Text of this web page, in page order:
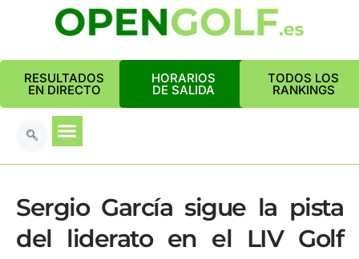
RESULTADOS
EN DIRECTO
HORARIOS
DE SALIDA
TODOS LOS
RANKINGS
Sergio García sigue la pista
del liderato en el LIV Golf